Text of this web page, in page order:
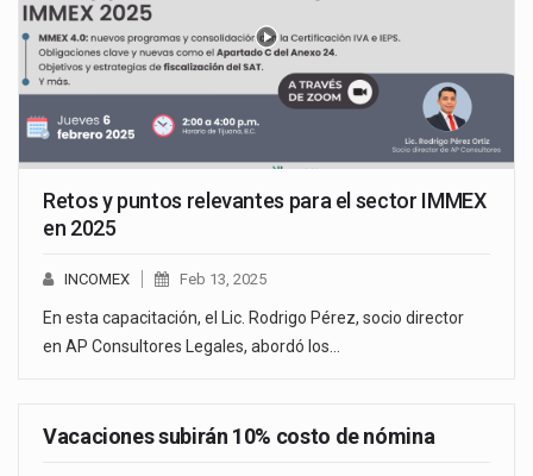
Retos y puntos relevantes para el sector IMMEX
en 2025
INCOMEX Feb 13, 2025
En esta capacitación, el Lic. Rodrigo Pérez, socio director
en AP Consultores Legales, abordó los…
Vacaciones subirán 10% costo de nómina